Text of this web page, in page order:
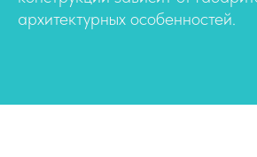
архитектурных особенностей.